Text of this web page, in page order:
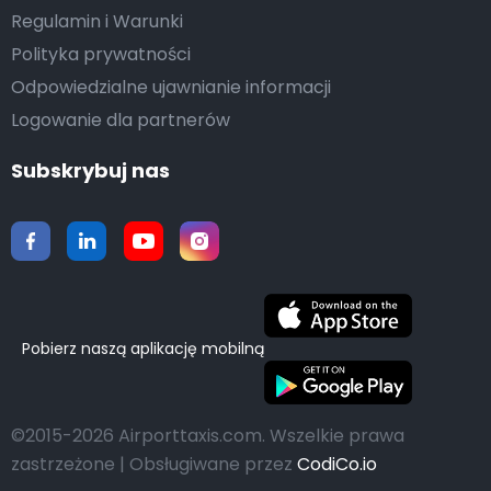
Regulamin i Warunki
Polityka prywatności
Odpowiedzialne ujawnianie informacji
Logowanie dla partnerów
Subskrybuj nas
Pobierz naszą aplikację mobilną
©2015-2026 Airporttaxis.com. Wszelkie prawa
zastrzeżone | Obsługiwane przez CodiCo.io